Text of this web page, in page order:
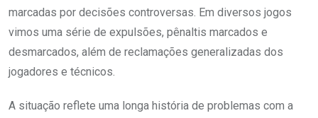
marcadas por decisões controversas. Em diversos jogos
vimos uma série de expulsões, pênaltis marcados e
desmarcados, além de reclamações generalizadas dos
jogadores e técnicos​.
A situação reflete uma longa história de problemas com a